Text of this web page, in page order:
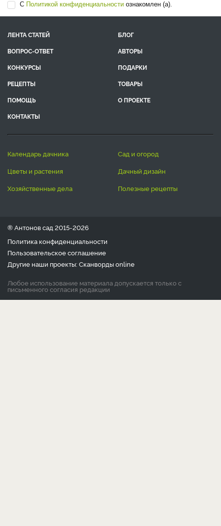
С Политикой конфиденциальности ознакомлен (а).
ЛЕНТА СТАТЕЙ
БЛОГ
ВОПРОС-ОТВЕТ
АВТОРЫ
КОНКУРСЫ
ПОДАРКИ
РЕЦЕПТЫ
ТОВАРЫ
ПОМОЩЬ
О ПРОЕКТЕ
КОНТАКТЫ
календарь дачника
сад и огород
цветы и растения
дачный дизайн
хозяйственные дела
полезные рецепты
® Антонов сад 2015-2026
Политика конфиденциальности
Пользовательское соглашение
Другие наши проекты: Сканвордыonline
Любое использование материала допускается только с
письменного согласия редакции